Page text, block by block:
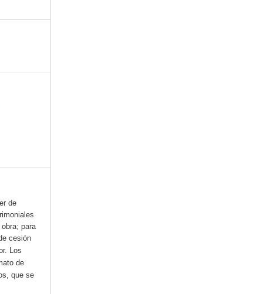
de
para
cesión
Los
de
que se